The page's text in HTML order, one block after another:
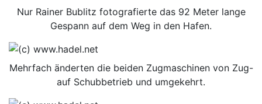
Nur Rainer Bublitz fotografierte das 92 Meter lange
Gespann auf dem Weg in den Hafen.
Mehrfach änderten die beiden Zugmaschinen von Zug-
auf Schubbetrieb und umgekehrt.